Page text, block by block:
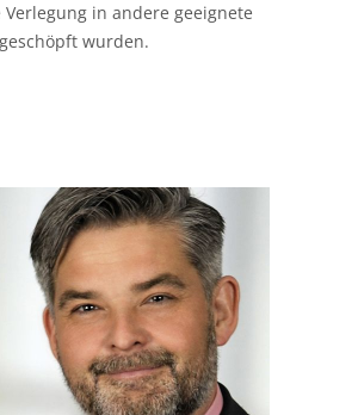
in andere geeignete
wurden.